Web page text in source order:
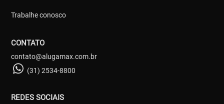
Trabalhe conosco
CONTATO
contato@alugamax.com.br
(31) 2534-8800
REDES SOCIAIS